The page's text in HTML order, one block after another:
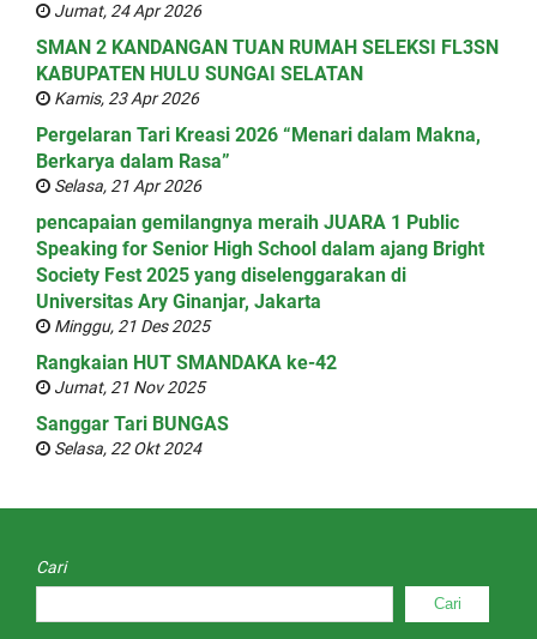
Jumat, 24 Apr 2026
SMAN 2 KANDANGAN TUAN RUMAH SELEKSI FL3SN
KABUPATEN HULU SUNGAI SELATAN
Kamis, 23 Apr 2026
Pergelaran Tari Kreasi 2026 “Menari dalam Makna,
Berkarya dalam Rasa”
Selasa, 21 Apr 2026
pencapaian gemilangnya meraih JUARA 1 Public
Speaking for Senior High School dalam ajang Bright
Society Fest 2025 yang diselenggarakan di
Universitas Ary Ginanjar, Jakarta
Minggu, 21 Des 2025
Rangkaian HUT SMANDAKA ke-42
Jumat, 21 Nov 2025
Sanggar Tari BUNGAS
Selasa, 22 Okt 2024
Cari
Cari